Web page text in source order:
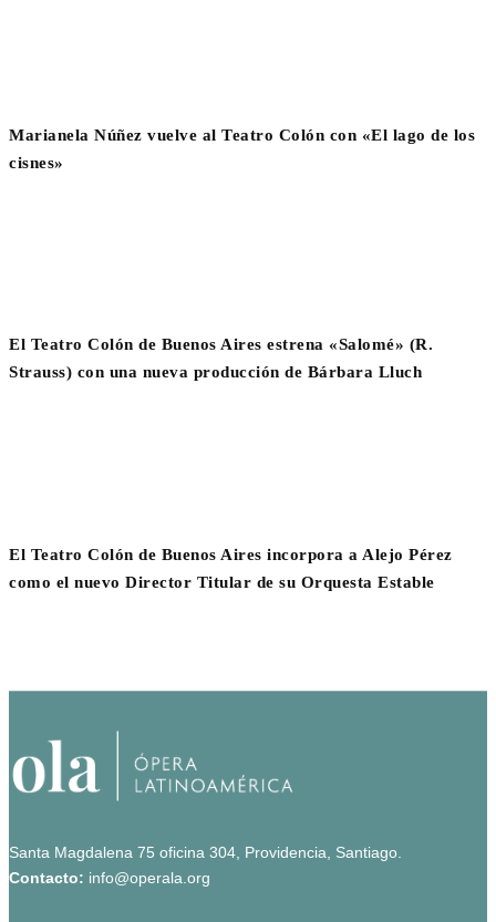
Marianela Núñez vuelve al Teatro Colón con «El lago de los
cisnes»
El Teatro Colón de Buenos Aires estrena «Salomé» (R.
Strauss) con una nueva producción de Bárbara Lluch
El Teatro Colón de Buenos Aires incorpora a Alejo Pérez
como el nuevo Director Titular de su Orquesta Estable
Santa Magdalena 75 oficina 304, Providencia, Santiago.
Contacto: info@operala.org